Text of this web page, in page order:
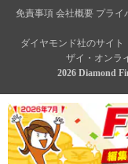
免責事項 会社概要 プライ
ダイヤモンド社のサイト
ザイ・オンラ
2026 Diamond